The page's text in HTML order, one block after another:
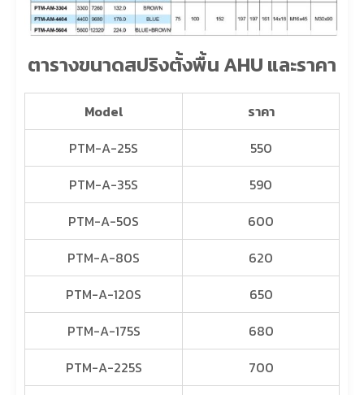
ตารางขนาดสปริงตั้งพื้น AHU และราคา
Model
ราคา
PTM-A-25S
550
PTM-A-35S
590
PTM-A-50S
600
PTM-A-80S
620
PTM-A-120S
650
PTM-A-175S
680
PTM-A-225S
700